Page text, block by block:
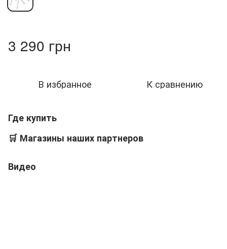
3 290 грн
В избранное К сравнению
Где купить
🛒 Магазины наших партнеров
Видео